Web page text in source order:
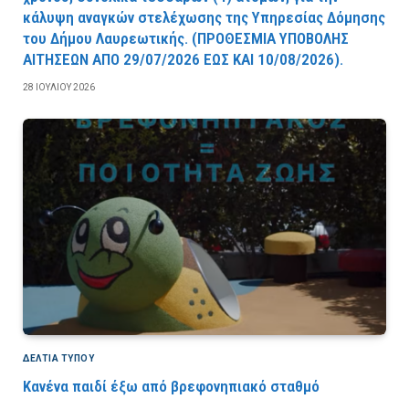
κάλυψη αναγκών στελέχωσης της Υπηρεσίας Δόμησης
του Δήμου Λαυρεωτικής. (ΠPOΘEΣMIA YΠOBOΛHΣ
AITHΣEΩN AΠO 29/07/2026 EΩΣ KAI 10/08/2026).
28 ΙΟΥΛΊΟΥ 2026
ΔΕΛΤΙΑ ΤΥΠΟΥ
Κανένα παιδί έξω από βρεφονηπιακό σταθμό